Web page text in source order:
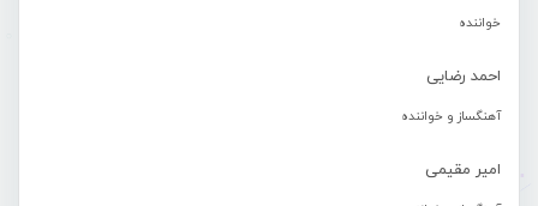
خواننده
احمد رضایی
آهنگساز و خواننده
امیر مقیمی